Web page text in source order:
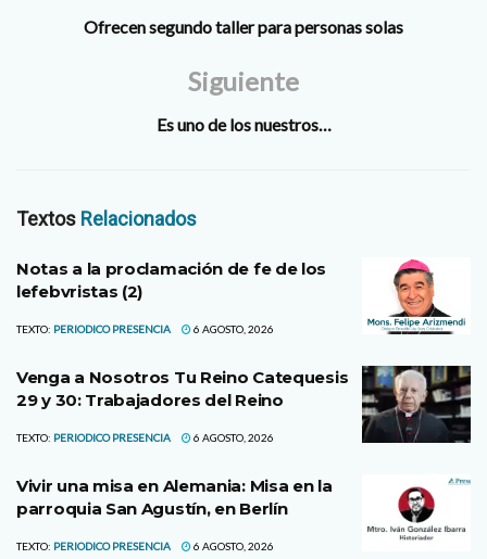
Ofrecen segundo taller para personas solas
Siguiente
Es uno de los nuestros…
Textos Relacionados
Notas a la proclamación de fe de los
lefebvristas (2)
TEXTO: PERIODICO PRESENCIA 6 AGOSTO, 2026
Venga a Nosotros Tu Reino Catequesis
29 y 30: Trabajadores del Reino
TEXTO: PERIODICO PRESENCIA 6 AGOSTO, 2026
Vivir una misa en Alemania: Misa en la
parroquia San Agustín, en Berlín
TEXTO: PERIODICO PRESENCIA 6 AGOSTO, 2026